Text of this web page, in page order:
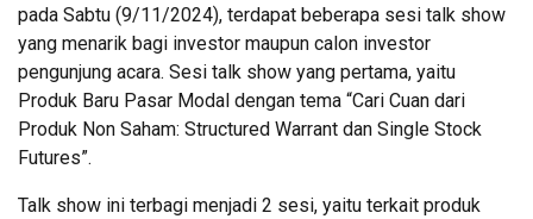
pada Sabtu (9/11/2024), terdapat beberapa sesi talk show
yang menarik bagi investor maupun calon investor
pengunjung acara. Sesi talk show yang pertama, yaitu
Produk Baru Pasar Modal dengan tema “Cari Cuan dari
Produk Non Saham: Structured Warrant dan Single Stock
Futures”.
Talk show ini terbagi menjadi 2 sesi, yaitu terkait produk